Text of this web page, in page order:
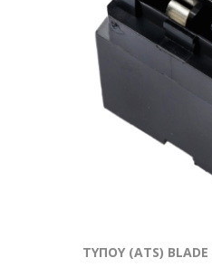
ΤΥΠΟΥ (ATS)